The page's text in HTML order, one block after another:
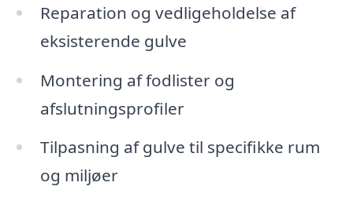
Reparation og vedligeholdelse af
eksisterende gulve
Montering af fodlister og
afslutningsprofiler
Tilpasning af gulve til specifikke rum
og miljøer